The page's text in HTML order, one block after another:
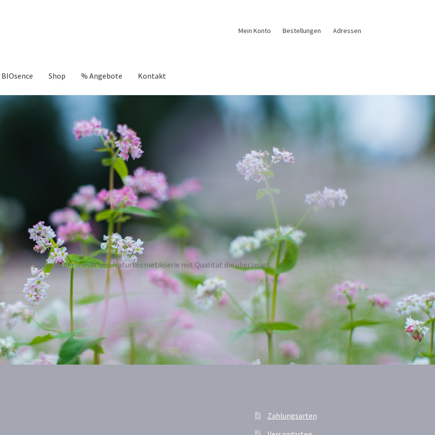
Mein Konto Bestellungen Adressen
Shop % Angebote Kontakt
bei Biosence der Inovativen Naturkosmetikserie mit Qualität die überzeugt.
Zahlungsarten